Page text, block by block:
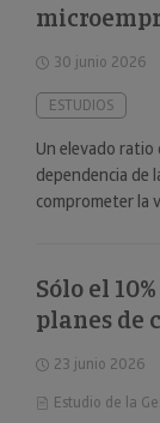
30 junio 2026
ESTUDIOS
Un elevado
dependencia de
comprometer la
Sólo el
planes de
deterioro
económica
23 junio 2026
Estudio de la